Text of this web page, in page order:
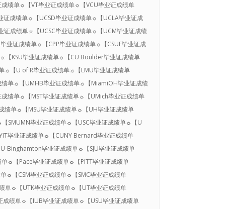
绩单☼【VT毕业证成绩单☼【VCU毕业证成绩单
成绩单☼【UCSD毕业证成绩单☼【UCLA毕业证成
成绩单☼【UCSC毕业证成绩单☼【UCM毕业证成绩
业证成绩单☼【CPP毕业证成绩单☼【CSUF毕业证成
【KSU毕业证成绩单☼【CU Boulder毕业证成绩单
☼【U of R毕业证成绩单☼【LMU毕业证成绩单
单☼【UMHB毕业证成绩单☼【MiamiOH毕业证成绩
绩单☼【MST毕业证成绩单☼【UMich毕业证成绩单
绩单☼【MSU毕业证成绩单☼【UH毕业证成绩单
SMUMN毕业证成绩单☼【USC毕业证成绩单☼【U
毕业证成绩单☼【CUNY Bernard毕业证成绩单
Binghamton毕业证成绩单☼【SJU毕业证成绩单
☼【Pace毕业证成绩单☼【PITT毕业证成绩单
☼【CSM毕业证成绩单☼【SMC毕业证成绩单
单☼【UTK毕业证成绩单☼【UT毕业证成绩单
绩单☼【IUB毕业证成绩单☼【USU毕业证成绩单